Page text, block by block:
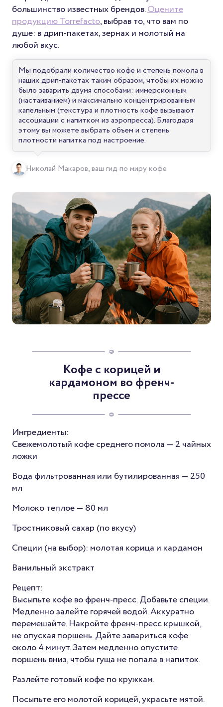
большинство известных брендов.Оцените
продукцию Torrefacto, выбрав то, что вам по
душе: в дрип-пакетах, зернах и молотый на
любой вкус.
Мы подобрали количество кофе и степень помола в
наших дрип-пакетах таким образом, чтобы их можно
было заварить двумя способами: иммерсионным
(настаиванием) и максимально концентрированным
капельным (текстура и плотность кофе вызывают
ассоциации с напитком из аэропресса). Благодаря
этому вы можете выбрать объем и степень
плотности напитка под настроение.
Николай Макаров, ваш гид по миру кофе
Кофе с корицей и
кардамоном во френч-
прессе
Ингредиенты:
Свежемолотый кофе среднего помола — 2 чайных
ложки
Вода фильтрованная или бутилированная — 250
мл
Молоко теплое — 80 мл
Тростниковый сахар (по вкусу)
Специи (на выбор): молотая корица и кардамон
Ванильный экстракт
Рецепт:
Высыпьте кофе во френч-пресс. Добавьте специи.
Медленно залейте горячей водой. Аккуратно
перемешайте. Накройте френч-пресс крышкой,
не опуская поршень. Дайте завариться кофе
около 4 минут. Затем медленно опустите
поршень вниз, чтобы гуща не попала в напиток.
Разлейте готовый кофе по кружкам.
Посыпьте его молотой корицей, украсьте мятой.